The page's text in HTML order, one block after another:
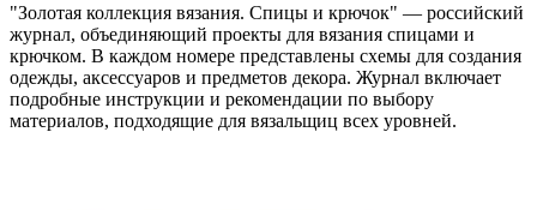
"Золотая коллекция вязания. Спицы и крючок" — российский
журнал, объединяющий проекты для вязания спицами и
крючком. В каждом номере представлены схемы для создания
одежды, аксессуаров и предметов декора. Журнал включает
подробные инструкции и рекомендации по выбору
материалов, подходящие для вязальщиц всех уровней.